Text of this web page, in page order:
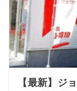
【最新】ジ